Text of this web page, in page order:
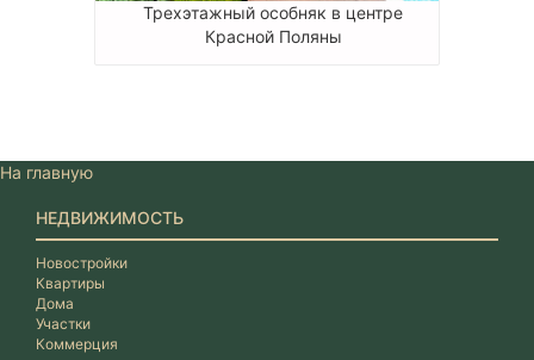
Трехэтажный особняк в центре
Красной Поляны
На главную
НЕДВИЖИМОСТЬ
Новостройки
Квартиры
Дома
Участки
Коммерция